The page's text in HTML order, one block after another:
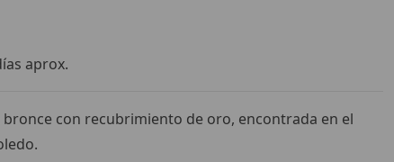
aprox.
con recubrimiento de oro, encontrada en el